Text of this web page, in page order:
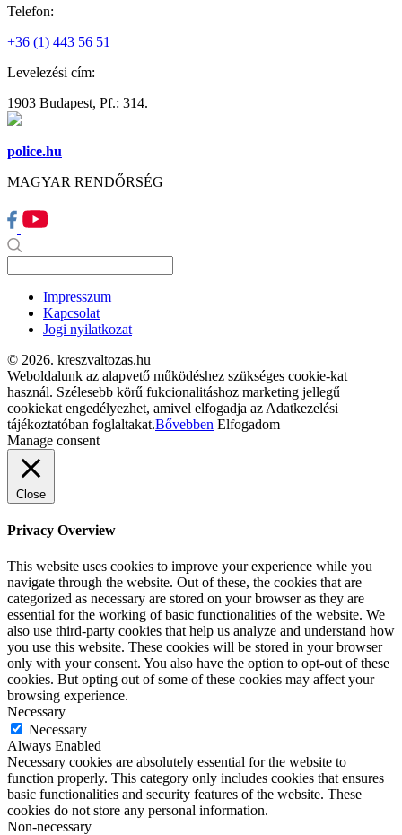
Telefon:
+36 (1) 443 56 51
Levelezési cím:
1903 Budapest, Pf.: 314.
police.hu
MAGYAR RENDŐRSÉG
Impresszum
Kapcsolat
Jogi nyilatkozat
© 2026. kreszvaltozas.hu
Weboldalunk az alapvető működéshez szükséges cookie-kat
használ. Szélesebb körű fukcionalitáshoz marketing jellegű
cookiekat engedélyezhet, amivel elfogadja az Adatkezelési
tájékoztatóban foglaltakat.Bővebben Elfogadom
Manage consent
Close
Privacy Overview
This website uses cookies to improve your experience while you
navigate through the website. Out of these, the cookies that are
categorized as necessary are stored on your browser as they are
essential for the working of basic functionalities of the website. We
also use third-party cookies that help us analyze and understand how
you use this website. These cookies will be stored in your browser
only with your consent. You also have the option to opt-out of these
cookies. But opting out of some of these cookies may affect your
browsing experience.
Necessary
Necessary
Always Enabled
Necessary cookies are absolutely essential for the website to
function properly. This category only includes cookies that ensures
basic functionalities and security features of the website. These
cookies do not store any personal information.
Non-necessary